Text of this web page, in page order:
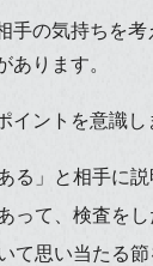
手の気持ちを
あります。
イントを意識し
る」と相手に
って、検査を
て思い当たる節